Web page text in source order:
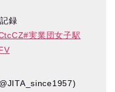
録
#実業団女子駅